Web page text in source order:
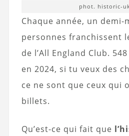
phot. historic-
Chaque année, un demi-
personnes franchissent
de l’All England Club.
en 2024, si tu veux des
ce ne sont que ceux qui
billets.
Qu’est-ce qui fait que